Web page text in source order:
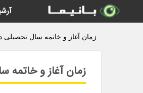
زمان آغاز و خاتمه سال تحصیلی در
زمان آغاز و خاتمه